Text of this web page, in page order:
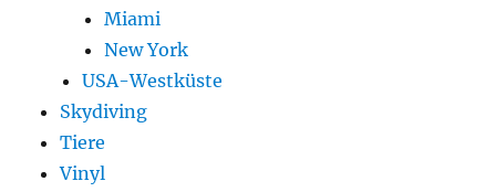
Miami
New York
USA-Westküste
Skydiving
Tiere
Vinyl